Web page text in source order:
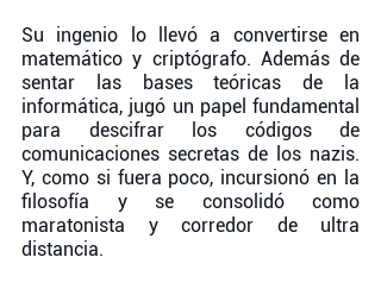
Su ingenio lo llevó a convertirse en
matemático y criptógrafo. Además de
sentar las bases teóricas de la
informática, jugó un papel fundamental
para descifrar los códigos de
comunicaciones secretas de los nazis.
Y, como si fuera poco, incursionó en la
filosofía y se consolidó como
maratonista y corredor de ultra
distancia.